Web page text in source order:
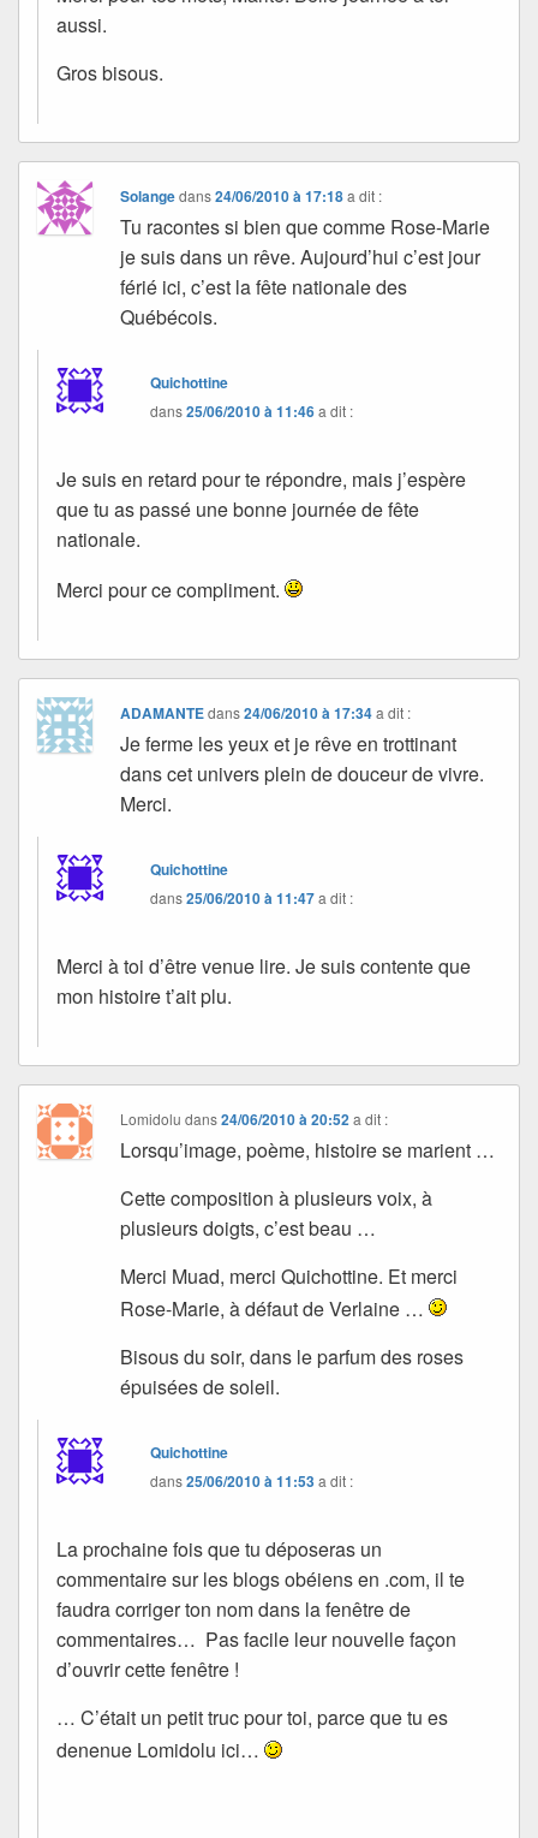
aussi.
Gros bisous.
Solangedans24/06/2010 à 17:18 a dit :
Tu racontes si bien que comme Rose-Marie
je suis dans un rêve. Aujourd’hui c’est jour
férié ici, c’est la fête nationale des
Québécois.
Quichottine
dans25/06/2010 à 11:46a dit :
Je suis en retard pour te répondre, mais j’espère
que tu as passé une bonne journée de fête
nationale.
Merci pour ce compliment.
ADAMANTEdans24/06/2010 à 17:34 a dit :
Je ferme les yeux et je rêve en trottinant
dans cet univers plein de douceur de vivre.
Merci.
Quichottine
dans25/06/2010 à 11:47a dit :
Merci à toi d’être venue lire. Je suis contente que
mon histoire t’ait plu.
Lomidolu dans24/06/2010 à 20:52 a dit :
Lorsqu’image, poème, histoire se marient …
Cette composition à plusieurs voix, à
plusieurs doigts, c’est beau …
Merci Muad, merci Quichottine. Et merci
Rose-Marie, à défaut de Verlaine …
Bisous du soir, dans le parfum des roses
épuisées de soleil.
Quichottine
dans25/06/2010 à 11:53a dit :
La prochaine fois que tu déposeras un
commentaire sur les blogs obéiens en .com, il te
faudra corriger ton nom dans la fenêtre de
commentaires… Pas facile leur nouvelle façon
d’ouvrir cette fenêtre !
… C’était un petit truc pour toi, parce que tu es
denenue Lomidolu ici…